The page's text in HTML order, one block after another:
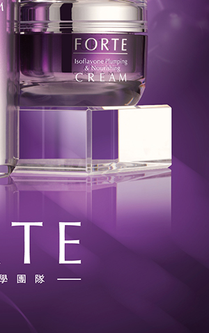
３．未成年的使用者請事先徵得法定代理人或監
「AFTEE先享後付」，若未經同意申辦者引起之
任。
４．使用「AFTEE先享後付」時，將依據個別帳
即時審查核予不同之上限額度；若仍有額度不足
結果請求用戶進行身份認證。
５．嚴禁一人註冊多個帳號或使用他人資訊註冊
形，恩沛科技股份有限公司將有權停止該用戶之
動。
7-11取貨付款
每筆NT$90，滿NT$1,000(含以上)免運費
付款後7-11取貨
每筆NT$90，滿NT$1,000(含以上)免運費
宅配
每筆NT$90，滿NT$1,000(含以上)免運費
每筆NT$90，滿NT$1,000(含以上)免運費